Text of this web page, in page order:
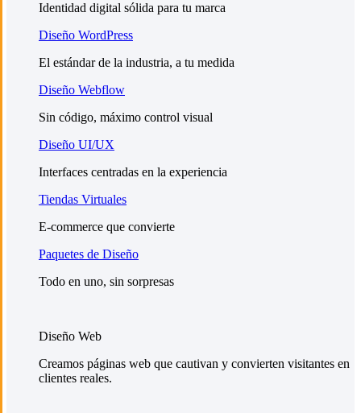
Identidad digital sólida para tu marca
Diseño WordPress
El estándar de la industria, a tu medida
Diseño Webflow
Sin código, máximo control visual
Diseño UI/UX
Interfaces centradas en la experiencia
Tiendas Virtuales
E-commerce que convierte
Paquetes de Diseño
Todo en uno, sin sorpresas
Diseño Web
Creamos páginas web que cautivan y convierten visitantes en
clientes reales.